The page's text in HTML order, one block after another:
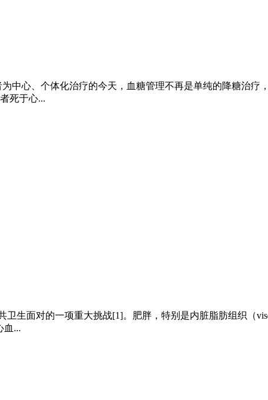
中心、个体化治疗的今天，血糖管理不再是单纯的降糖治疗
死于心...
面对的一项重大挑战[1]。肥胖，特别是内脏脂肪组织（
血...